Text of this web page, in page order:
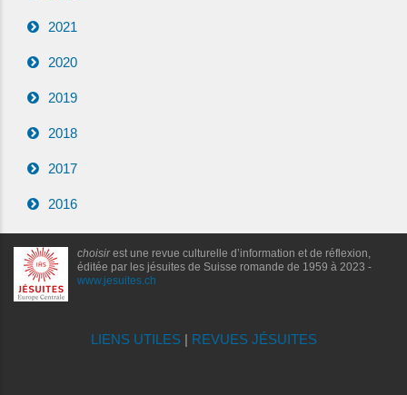
2021
2020
2019
2018
2017
2016
choisirest une revue culturelle d’information et de réflexion,
éditée par les jésuites de Suisse romande de 1959 à 2023 -
www.jesuites.ch
LIENS UTILES| REVUES JÉSUITES